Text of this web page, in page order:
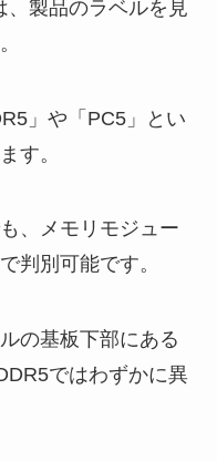
、製品のラベルを見
」や「PC5」とい
す。
、メモリモジュー
判別可能です。
の基板下部にある
ではわずかに異